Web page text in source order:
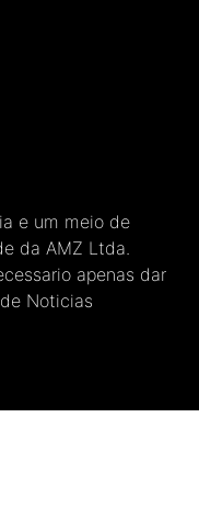
e um meio de
da AMZ Ltda.
apenas dar
Noticias